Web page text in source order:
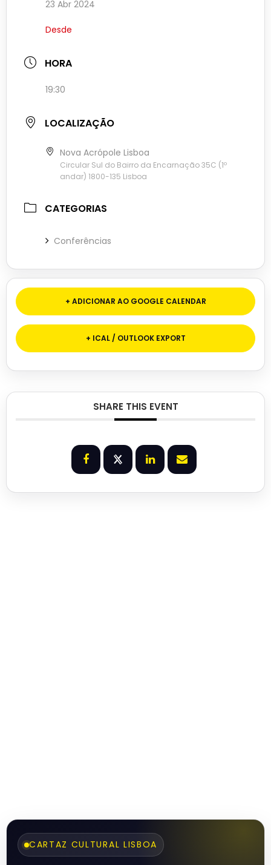
23 Abr 2024
Desde
HORA
19:30
LOCALIZAÇÃO
Nova Acrópole Lisboa
Circular Sul do Bairro da Encarnação 35C (1º
andar) 1800-135 Lisboa
CATEGORIAS
Conferências
+ ADICIONAR AO GOOGLE CALENDAR
+ ICAL / OUTLOOK EXPORT
SHARE THIS EVENT
CARTAZ CULTURAL LISBOA